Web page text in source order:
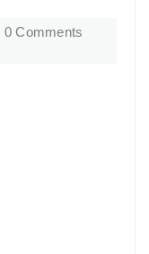
0 Comments